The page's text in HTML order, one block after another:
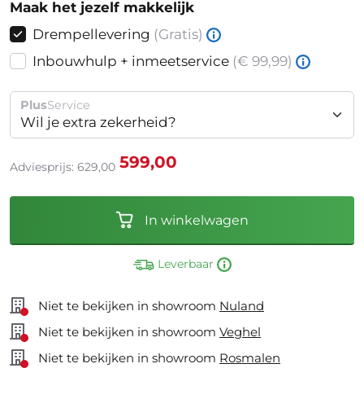
Maak het jezelf makkelijk
Drempellevering (Gratis)
Inbouwhulp + inmeetservice (€ 99,99)
PlusService
Wil je extra zekerheid?
Adviesprijs: 629,00 599,00
In winkelwagen
Leverbaar
Niet te bekijken in showroom Nuland
Niet te bekijken in showroom Veghel
Niet te bekijken in showroom Rosmalen